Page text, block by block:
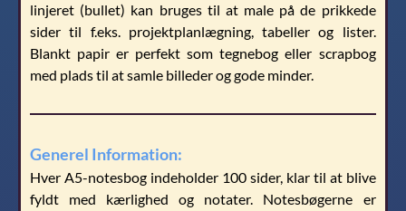
linjeret (bullet) kan bruges til at male på de prikkede
sider til f.eks. projektplanlægning, tabeller og lister.
Blankt papir er perfekt som tegnebog eller scrapbog
med plads til at samle billeder og gode minder.
Generel Information:
Hver A5-notesbog indeholder 100 sider, klar til at blive
fyldt med kærlighed og notater. Notesbøgerne er